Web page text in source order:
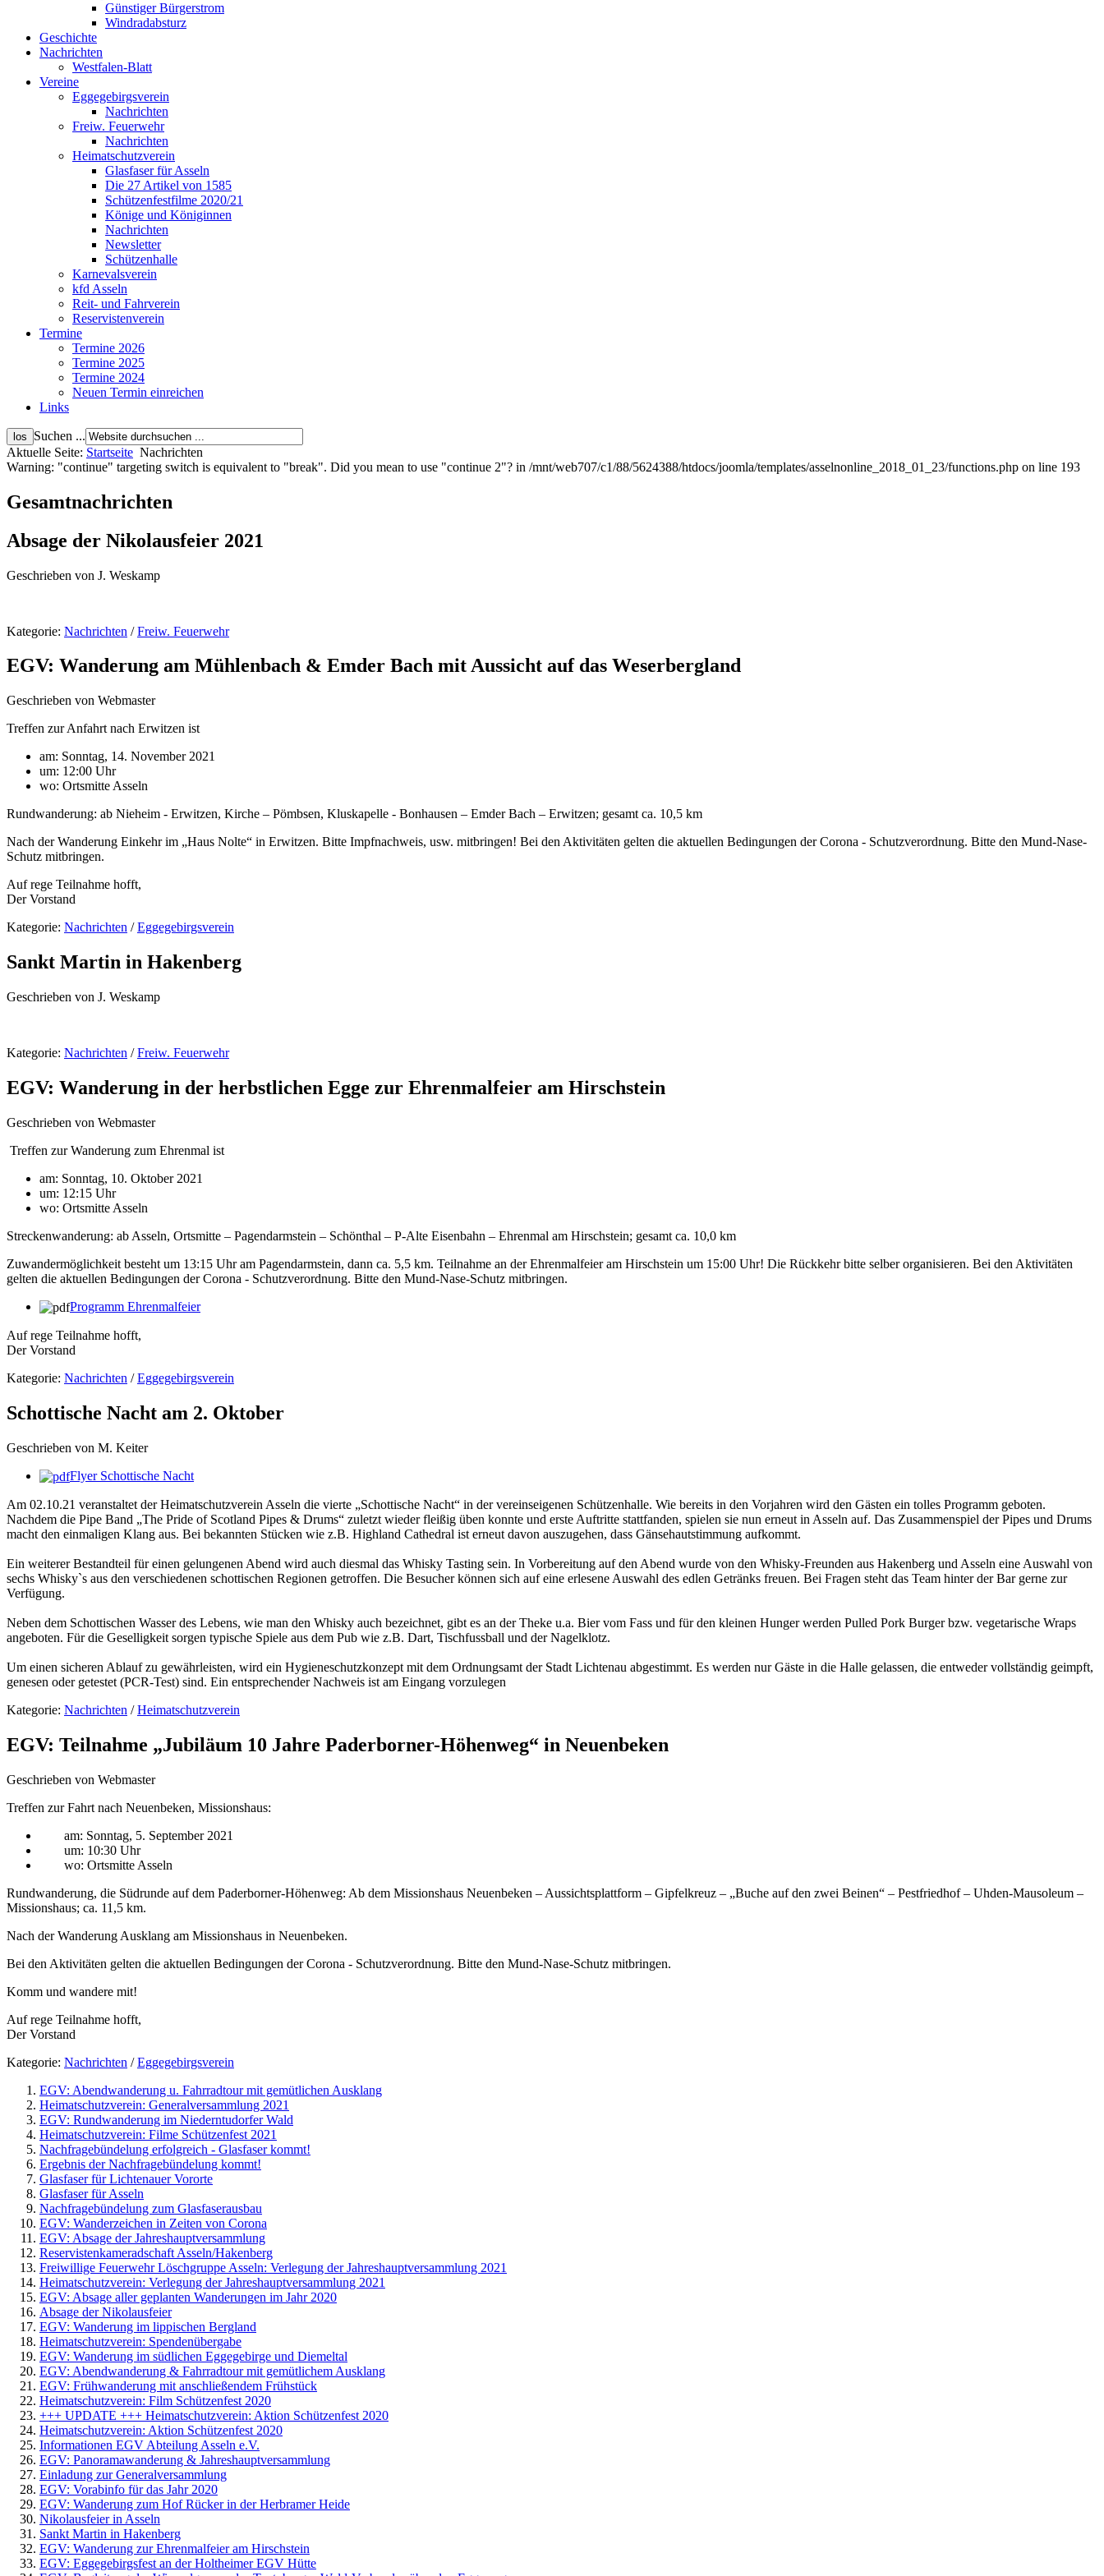
Günstiger Bürgerstrom
Windradabsturz
Geschichte
Nachrichten
Westfalen-Blatt
Vereine
Eggegebirgsverein
Nachrichten
Freiw. Feuerwehr
Nachrichten
Heimatschutzverein
Glasfaser für Asseln
Die 27 Artikel von 1585
Schützenfestfilme 2020/21
Könige und Königinnen
Nachrichten
Newsletter
Schützenhalle
Karnevalsverein
kfd Asseln
Reit- und Fahrverein
Reservistenverein
Termine
Termine 2026
Termine 2025
Termine 2024
Neuen Termin einreichen
Links
Suchen ...
Aktuelle Seite: Startseite Nachrichten
Warning: "continue" targeting switch is equivalent to "break". Did you mean to use "continue 2"? in /mnt/web707/c1/88/5624388/htdocs/joomla/templates/asselnonline_2018_01_23/functions.php on line 193
Gesamtnachrichten
Absage der Nikolausfeier 2021
Geschrieben von J. Weskamp
Kategorie: Nachrichten /Freiw. Feuerwehr
EGV: Wanderung am Mühlenbach & Emder Bach mit Aussicht auf das Weserbergland
Geschrieben von Webmaster
Treffen zur Anfahrt nach Erwitzen ist
am: Sonntag, 14. November 2021
um: 12:00 Uhr
wo: Ortsmitte Asseln
Rundwanderung: ab Nieheim - Erwitzen, Kirche – Pömbsen, Kluskapelle - Bonhausen – Emder Bach – Erwitzen; gesamt ca. 10,5 km
Nach der Wanderung Einkehr im „Haus Nolte“ in Erwitzen. Bitte Impfnachweis, usw. mitbringen! Bei den Aktivitäten gelten die aktuellen Bedingungen der Corona - Schutzverordnung. Bitte den Mund-Nase-
Schutz mitbringen.
Auf rege Teilnahme hofft,
Der Vorstand
Kategorie: Nachrichten /Eggegebirgsverein
Sankt Martin in Hakenberg
Geschrieben von J. Weskamp
Kategorie: Nachrichten /Freiw. Feuerwehr
EGV: Wanderung in der herbstlichen Egge zur Ehrenmalfeier am Hirschstein
Geschrieben von Webmaster
Treffen zur Wanderung zum Ehrenmal ist
am: Sonntag, 10. Oktober 2021
um: 12:15 Uhr
wo: Ortsmitte Asseln
Streckenwanderung: ab Asseln, Ortsmitte – Pagendarmstein – Schönthal – P-Alte Eisenbahn – Ehrenmal am Hirschstein; gesamt ca. 10,0 km
Zuwandermöglichkeit besteht um 13:15 Uhr am Pagendarmstein, dann ca. 5,5 km. Teilnahme an der Ehrenmalfeier am Hirschstein um 15:00 Uhr! Die Rückkehr bitte selber organisieren. Bei den Aktivitäten
gelten die aktuellen Bedingungen der Corona - Schutzverordnung. Bitte den Mund-Nase-Schutz mitbringen.
Programm Ehrenmalfeier
Auf rege Teilnahme hofft,
Der Vorstand
Kategorie: Nachrichten /Eggegebirgsverein
Schottische Nacht am 2. Oktober
Geschrieben von M. Keiter
Flyer Schottische Nacht
Am 02.10.21 veranstaltet der Heimatschutzverein Asseln die vierte „Schottische Nacht“ in der vereinseigenen Schützenhalle. Wie bereits in den Vorjahren wird den Gästen ein tolles Programm geboten.
Nachdem die Pipe Band „The Pride of Scotland Pipes & Drums“ zuletzt wieder fleißig üben konnte und erste Auftritte stattfanden, spielen sie nun erneut in Asseln auf. Das Zusammenspiel der Pipes und Drums
macht den einmaligen Klang aus. Bei bekannten Stücken wie z.B. Highland Cathedral ist erneut davon auszugehen, dass Gänsehautstimmung aufkommt.
Ein weiterer Bestandteil für einen gelungenen Abend wird auch diesmal das Whisky Tasting sein. In Vorbereitung auf den Abend wurde von den Whisky-Freunden aus Hakenberg und Asseln eine Auswahl von
sechs Whisky`s aus den verschiedenen schottischen Regionen getroffen. Die Besucher können sich auf eine erlesene Auswahl des edlen Getränks freuen. Bei Fragen steht das Team hinter der Bar gerne zur
Verfügung.
Neben dem Schottischen Wasser des Lebens, wie man den Whisky auch bezeichnet, gibt es an der Theke u.a. Bier vom Fass und für den kleinen Hunger werden Pulled Pork Burger bzw. vegetarische Wraps
angeboten. Für die Geselligkeit sorgen typische Spiele aus dem Pub wie z.B. Dart, Tischfussball und der Nagelklotz.
Um einen sicheren Ablauf zu gewährleisten, wird ein Hygieneschutzkonzept mit dem Ordnungsamt der Stadt Lichtenau abgestimmt. Es werden nur Gäste in die Halle gelassen, die entweder vollständig geimpft,
genesen oder getestet (PCR-Test) sind. Ein entsprechender Nachweis ist am Eingang vorzulegen
Kategorie: Nachrichten /Heimatschutzverein
EGV: Teilnahme „Jubiläum 10 Jahre Paderborner-Höhenweg“ in Neuenbeken
Geschrieben von Webmaster
Treffen zur Fahrt nach Neuenbeken, Missionshaus:
am: Sonntag, 5. September 2021
um: 10:30 Uhr
wo: Ortsmitte Asseln
Rundwanderung, die Südrunde auf dem Paderborner-Höhenweg: Ab dem Missionshaus Neuenbeken – Aussichtsplattform – Gipfelkreuz – „Buche auf den zwei Beinen“ – Pestfriedhof – Uhden-Mausoleum –
Missionshaus; ca. 11,5 km.
Nach der Wanderung Ausklang am Missionshaus in Neuenbeken.
Bei den Aktivitäten gelten die aktuellen Bedingungen der Corona - Schutzverordnung. Bitte den Mund-Nase-Schutz mitbringen.
Komm und wandere mit!
Auf rege Teilnahme hofft,
Der Vorstand
Kategorie: Nachrichten /Eggegebirgsverein
EGV: Abendwanderung u. Fahrradtour mit gemütlichen Ausklang
Heimatschutzverein: Generalversammlung 2021
EGV: Rundwanderung im Niederntudorfer Wald
Heimatschutzverein: Filme Schützenfest 2021
Nachfragebündelung erfolgreich - Glasfaser kommt!
Ergebnis der Nachfragebündelung kommt!
Glasfaser für Lichtenauer Vororte
Glasfaser für Asseln
Nachfragebündelung zum Glasfaserausbau
EGV: Wanderzeichen in Zeiten von Corona
EGV: Absage der Jahreshauptversammlung
Reservistenkameradschaft Asseln/Hakenberg
Freiwillige Feuerwehr Löschgruppe Asseln: Verlegung der Jahreshauptversammlung 2021
Heimatschutzverein: Verlegung der Jahreshauptversammlung 2021
EGV: Absage aller geplanten Wanderungen im Jahr 2020
Absage der Nikolausfeier
EGV: Wanderung im lippischen Bergland
Heimatschutzverein: Spendenübergabe
EGV: Wanderung im südlichen Eggegebirge und Diemeltal
EGV: Abendwanderung & Fahrradtour mit gemütlichem Ausklang
EGV: Frühwanderung mit anschließendem Frühstück
Heimatschutzverein: Film Schützenfest 2020
+++ UPDATE +++ Heimatschutzverein: Aktion Schützenfest 2020
Heimatschutzverein: Aktion Schützenfest 2020
Informationen EGV Abteilung Asseln e.V.
EGV: Panoramawanderung & Jahreshauptversammlung
Einladung zur Generalversammlung
EGV: Vorabinfo für das Jahr 2020
EGV: Wanderung zum Hof Rücker in der Herbramer Heide
Nikolausfeier in Asseln
Sankt Martin in Hakenberg
EGV: Wanderung zur Ehrenmalfeier am Hirschstein
EGV: Eggegebirgsfest an der Holtheimer EGV Hütte